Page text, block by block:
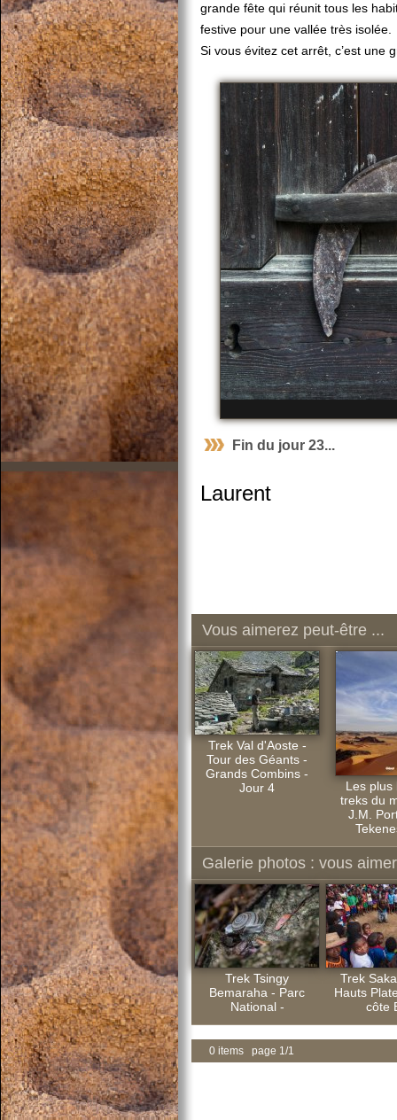
grande fête qui réunit tous les
festive pour une vallée très isolée.
Si vous évitez cet arrêt, c’est
Fin du jour 23...
Laurent
Vous aimerez peut-être ...
Trek Val d'Aoste -
Tour des Géants -
Grands Combins -
Jour 4
Les plus
treks du
J.M.
Galerie photos : vous
Trek Tsingy
Bemaraha - Parc
National -
Trek
Hauts
côte
0 items page 1/1